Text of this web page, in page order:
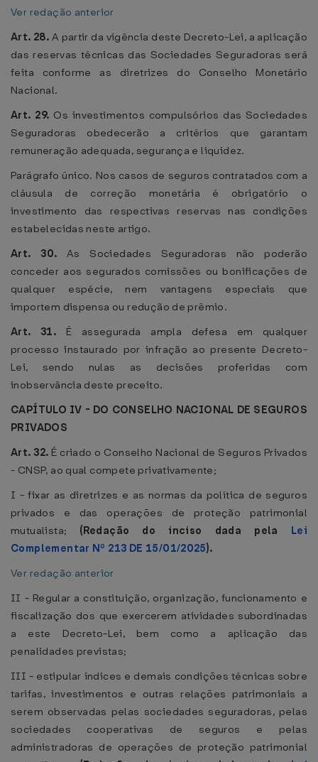
Ver redação anterior
Art. 28. A partir da vigência deste Decreto-Lei, a aplicação
das reservas técnicas das Sociedades Seguradoras será
feita conforme as diretrizes do Conselho Monetário
Nacional.
Art. 29. Os investimentos compulsórios das Sociedades
Seguradoras obedecerão a critérios que garantam
remuneração adequada, segurança e liquidez.
Parágrafo único. Nos casos de seguros contratados com a
cláusula de correção monetária é obrigatório o
investimento das respectivas reservas nas condições
estabelecidas neste artigo.
Art. 30. As Sociedades Seguradoras não poderão
conceder aos segurados comissões ou bonificações de
qualquer espécie, nem vantagens especiais que
importem dispensa ou redução de prêmio.
Art. 31. É assegurada ampla defesa em qualquer
processo instaurado por infração ao presente Decreto-
Lei, sendo nulas as decisões proferidas com
inobservância deste preceito.
CAPÍTULO IV - DO CONSELHO NACIONAL DE SEGUROS
PRIVADOS
Art. 32. É criado o Conselho Nacional de Seguros Privados
- CNSP, ao qual compete privativamente;
I - fixar as diretrizes e as normas da política de seguros
privados e das operações de proteção patrimonial
mutualista; (Redação do inciso dada pela Lei
Complementar Nº 213 DE 15/01/2025).
Ver redação anterior
II - Regular a constituição, organização, funcionamento e
fiscalização dos que exercerem atividades subordinadas
a este Decreto-Lei, bem como a aplicação das
penalidades previstas;
III - estipular índices e demais condições técnicas sobre
tarifas, investimentos e outras relações patrimoniais a
serem observadas pelas sociedades seguradoras, pelas
sociedades cooperativas de seguros e pelas
administradoras de operações de proteção patrimonial